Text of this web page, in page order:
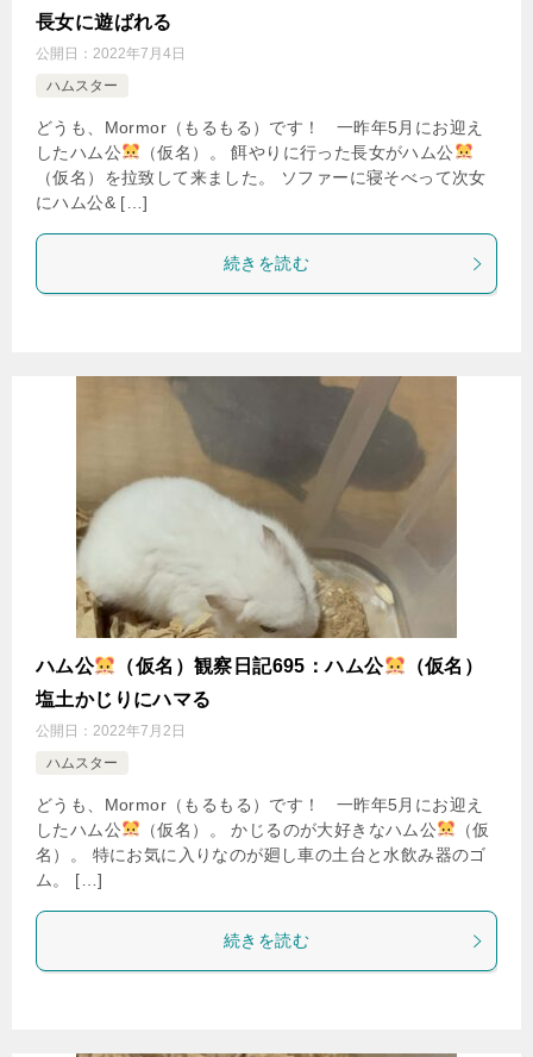
長女に遊ばれる
公開日： 2022年7月4日
ハムスター
どうも、Mormor（もるもる）です！ 一昨年5月にお迎え
したハム公
（仮名）。 餌やりに行った長女がハム公
（仮名）を拉致して来ました。 ソファーに寝そべって次女
にハム公& […]
続きを読む
ハム公 （仮名）観察日記695：ハム公
（仮名）
塩土かじりにハマる
公開日： 2022年7月2日
ハムスター
どうも、Mormor（もるもる）です！ 一昨年5月にお迎え
したハム公
（仮名）。 かじるのが大好きなハム公
（仮
名）。 特にお気に入りなのが廻し車の土台と水飲み器のゴ
ム。 […]
続きを読む